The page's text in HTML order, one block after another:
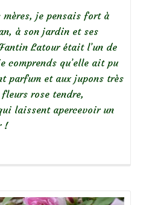
mères, je pensais fort à
à son jardin et ses
Latour était l’un de
comprends qu’elle ait pu
parfum et aux jupons très
rose tendre,
laissent apercevoir un
!